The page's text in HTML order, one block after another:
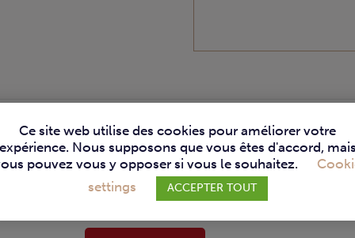
SCHMALZ BIENTÔT DISPONIBLES
Schmalz sera prochainement disponible sur
question ou pour obtenir des informations sur les
Ce site web utilise des cookies pour améliorer votre
Nous supposons que vous êtes d'accord,
pouvez vous y opposer si vous le souhaitez.
settings
ACCEPTER TOUT